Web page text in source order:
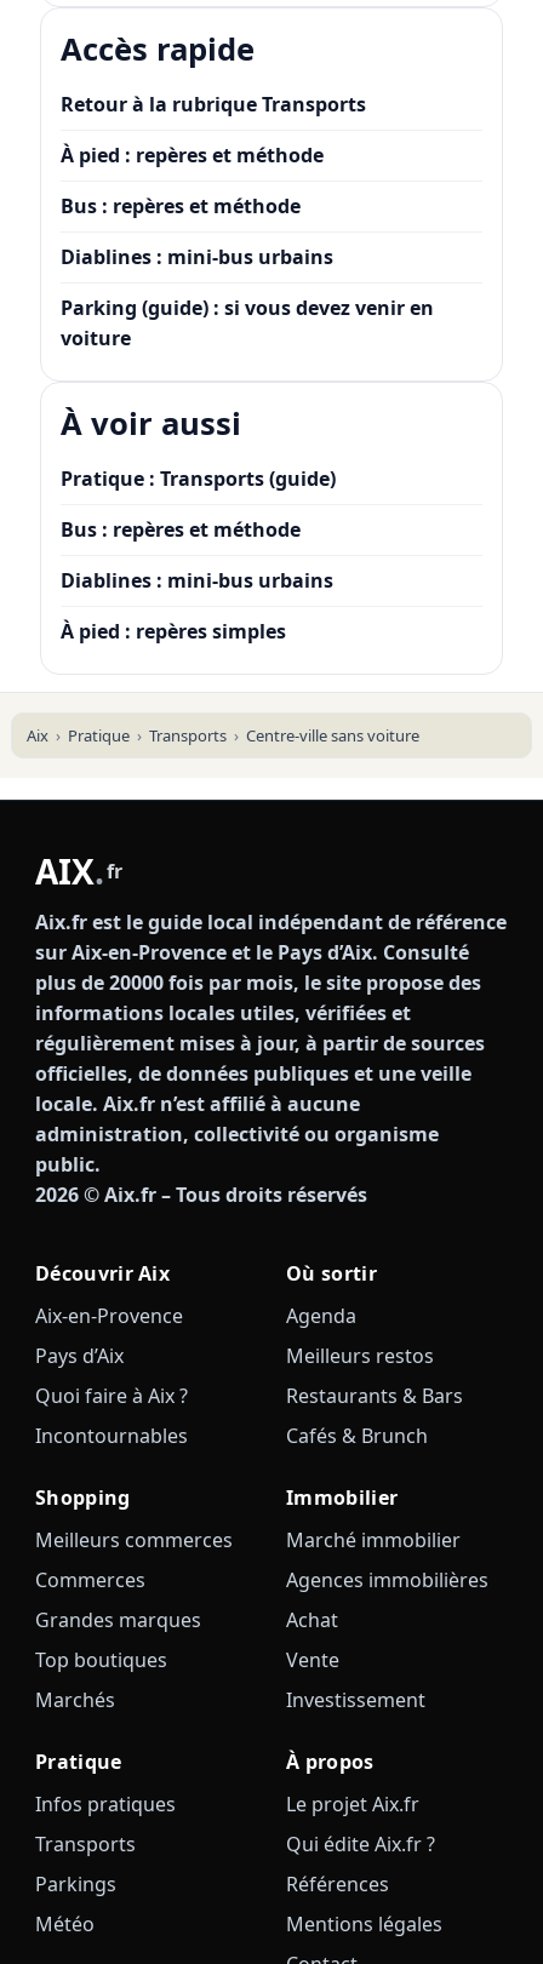
Accès rapide
Retour à la rubrique Transports
À pied : repères et méthode
Bus : repères et méthode
Diablines : mini-bus urbains
Parking (guide) : si vous devez venir en
voiture
À voir aussi
Pratique : Transports (guide)
Bus : repères et méthode
Diablines : mini-bus urbains
À pied : repères simples
Aix Pratique Transports Centre-ville sans voiture
AIX.fr
Aix.fr est le guide local indépendant de référence
sur Aix-en-Provence et le Pays d’Aix. Consulté
plus de 20000 fois par mois, le site propose des
informations locales utiles, vérifiées et
régulièrement mises à jour, à partir de sources
officielles, de données publiques et une veille
locale. Aix.fr n’est affilié à aucune
administration, collectivité ou organisme
public.
2026© Aix.fr – Tous droits réservés
Découvrir Aix
Aix-en-Provence
Pays d’Aix
Quoi faire à Aix ?
Incontournables
Où sortir
Agenda
Meilleurs restos
Restaurants & Bars
Cafés & Brunch
Shopping
Meilleurs commerces
Commerces
Grandes marques
Top boutiques
Marchés
Immobilier
Marché immobilier
Agences immobilières
Achat
Vente
Investissement
Pratique
Infos pratiques
Transports
Parkings
Météo
À propos
Le projet Aix.fr
Qui édite Aix.fr ?
Références
Mentions légales